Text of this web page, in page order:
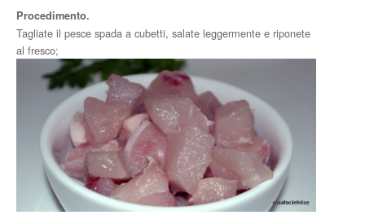
Procedimento.
Tagliate il pesce spada a cubetti, salate leggermente e riponete
al fresco;